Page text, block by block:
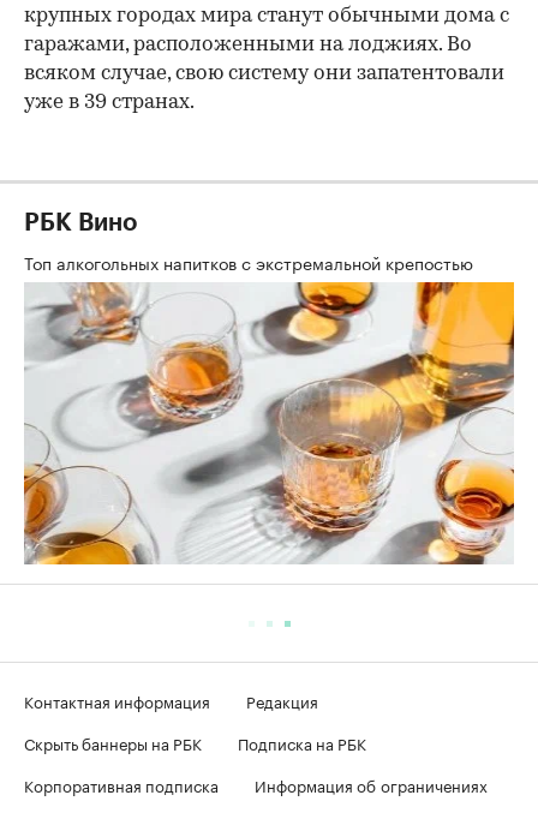
крупных городах мира станут обычными дома с
гаражами, расположенными на лоджиях. Во
всяком случае, свою систему они запатентовали
уже в 39 странах.
РБК Вино
Топ алкогольных напитков с экстремальной крепостью
Контактная информация
Редакция
Скрыть баннеры на РБК
Подписка на РБК
Корпоративная подписка
Информация об ограничениях